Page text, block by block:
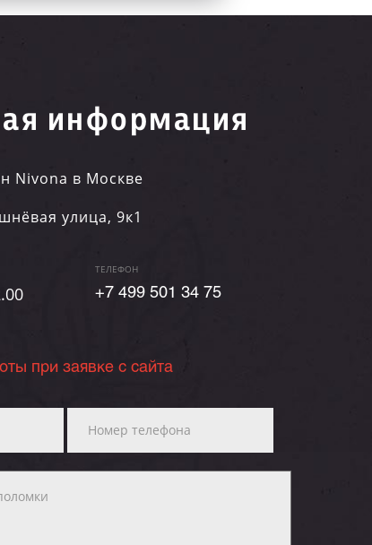
информация
Nivona в Москве
улица, 9к1
ТЕЛЕФОН
+7 499 501 34 75
при заявке с сайта